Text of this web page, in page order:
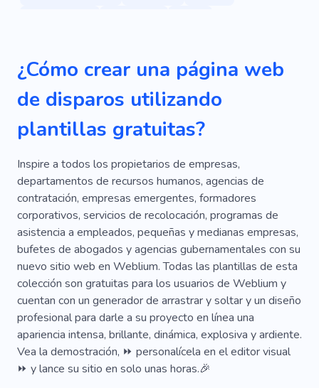
Fuegos Artificiales
Día Festivo
Palmas
Recepción
Asignación Dibujo
Comercio Electrónico
Relleno
Diseño De Interiores
Escolta De Seguridad
Servicios
¿Cómo crear una página web
de disparos utilizando
plantillas gratuitas?
Inspire a todos los propietarios de empresas,
departamentos de recursos humanos, agencias de
contratación, empresas emergentes, formadores
corporativos, servicios de recolocación, programas de
asistencia a empleados, pequeñas y medianas empresas,
bufetes de abogados y agencias gubernamentales con su
nuevo sitio web en Weblium. Todas las plantillas de esta
colección son gratuitas para los usuarios de Weblium y
cuentan con un generador de arrastrar y soltar y un diseño
profesional para darle a su proyecto en línea una
apariencia intensa, brillante, dinámica, explosiva y ardiente.
Vea la demostración, ⏩ personalícela en el editor visual
⏩ y lance su sitio en solo unas horas.🎉